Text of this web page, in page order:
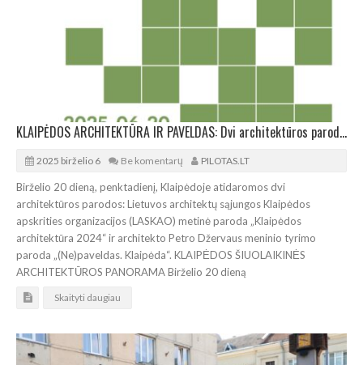
KLAIPĖDOS ARCHITEKTŪRA IR PAVELDAS: Dvi architektūros parodos uostamiestyje
2025 birželio 6 Be komentarų PILOTAS.LT
Birželio 20 dieną, penktadienį, Klaipėdoje atidaromos dvi
architektūros parodos: Lietuvos architektų sąjungos Klaipėdos
apskrities organizacijos (LASKAO) metinė paroda „Klaipėdos
architektūra 2024“ ir architekto Petro Džervaus meninio tyrimo
paroda „(Ne)paveldas. Klaipėda“. KLAIPĖDOS ŠIUOLAIKINĖS
ARCHITEKTŪROS PANORAMA Birželio 20 dieną
Skaityti daugiau